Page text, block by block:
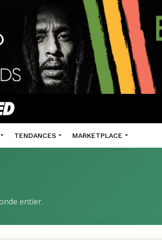
TENDANCES MARKETPLACE
entier.